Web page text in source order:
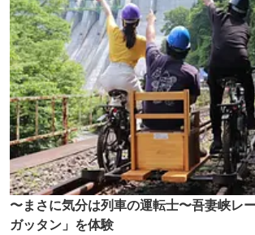
〜まさに気分は列車の運転士〜吾妻峡レ
ガッタン」を体験